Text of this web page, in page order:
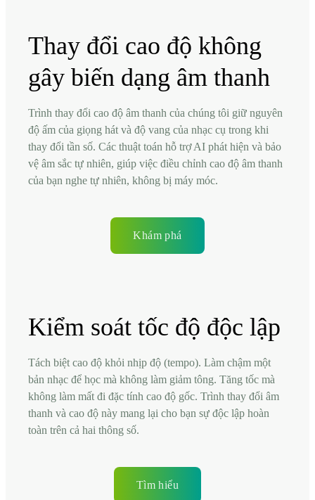
Thay đổi cao độ không
gây biến dạng âm thanh
Trình thay đổi cao độ âm thanh của chúng tôi giữ nguyên
độ ấm của giọng hát và độ vang của nhạc cụ trong khi
thay đổi tần số. Các thuật toán hỗ trợ AI phát hiện và bảo
vệ âm sắc tự nhiên, giúp việc điều chỉnh cao độ âm thanh
của bạn nghe tự nhiên, không bị máy móc.
Khám phá
Kiểm soát tốc độ độc lập
Tách biệt cao độ khỏi nhịp độ (tempo). Làm chậm một
bản nhạc để học mà không làm giảm tông. Tăng tốc mà
không làm mất đi đặc tính cao độ gốc. Trình thay đổi âm
thanh và cao độ này mang lại cho bạn sự độc lập hoàn
toàn trên cả hai thông số.
Tìm hiểu